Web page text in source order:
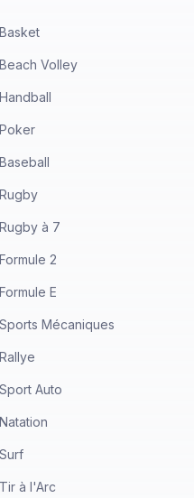
Basket
Beach Volley
Handball
Poker
Baseball
Rugby
Rugby à 7
Formule 2
Formule E
Sports Mécaniques
Rallye
Sport Auto
Natation
Surf
Tir à l'Arc